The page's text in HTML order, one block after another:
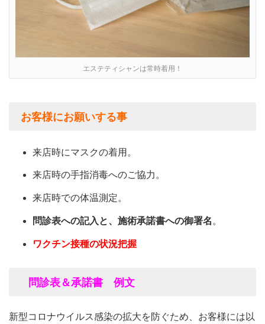
エステティシャンは常時着用！
お客様にお願いする事
来店時にマスクの着用。
来店時の手指消毒へのご協力。
来店時での体温測定。
問診表への記入と、施術承諾書への御署名 。
ワクチン接種の状況把握
問診表＆承諾書 例文
新型コロナウイルス感染の拡大を防ぐため、お客様には以